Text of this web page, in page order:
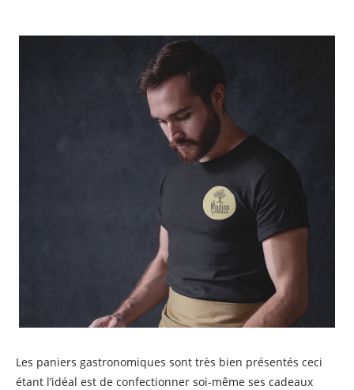
Les paniers gastronomiques sont très bien présentés ceci
étant l’idéal est de confectionner soi-même ses cadeaux